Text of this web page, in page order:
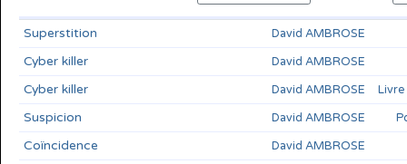
Superstition David AMBROSE
Cyber killer David AMBROSE
Cyber killer David AMBROSE Livre
Suspicion David AMBROSE
Coïncidence David AMBROSE